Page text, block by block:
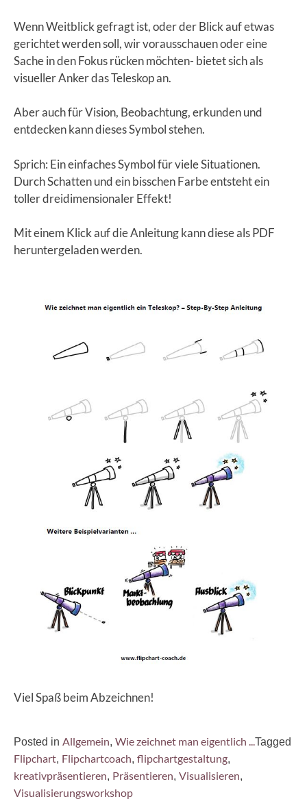
Wenn Weitblick gefragt ist, oder der Blick auf etwas
gerichtet werden soll, wir vorausschauen oder eine
Sache in den Fokus rücken möchten- bietet sich als
visueller Anker das Teleskop an.
Aber auch für Vision, Beobachtung, erkunden und
entdecken kann dieses Symbol stehen.
Sprich: Ein einfaches Symbol für viele Situationen.
Durch Schatten und ein bisschen Farbe entsteht ein
toller dreidimensionaler Effekt!
Mit einem Klick auf die Anleitung kann diese als PDF
heruntergeladen werden.
Viel Spaß beim Abzeichnen!
Posted in Allgemein, Wie zeichnet man eigentlich ...Tagged
Flipchart, Flipchartcoach, flipchartgestaltung,
kreativpräsentieren, Präsentieren, Visualisieren,
Visualisierungsworkshop